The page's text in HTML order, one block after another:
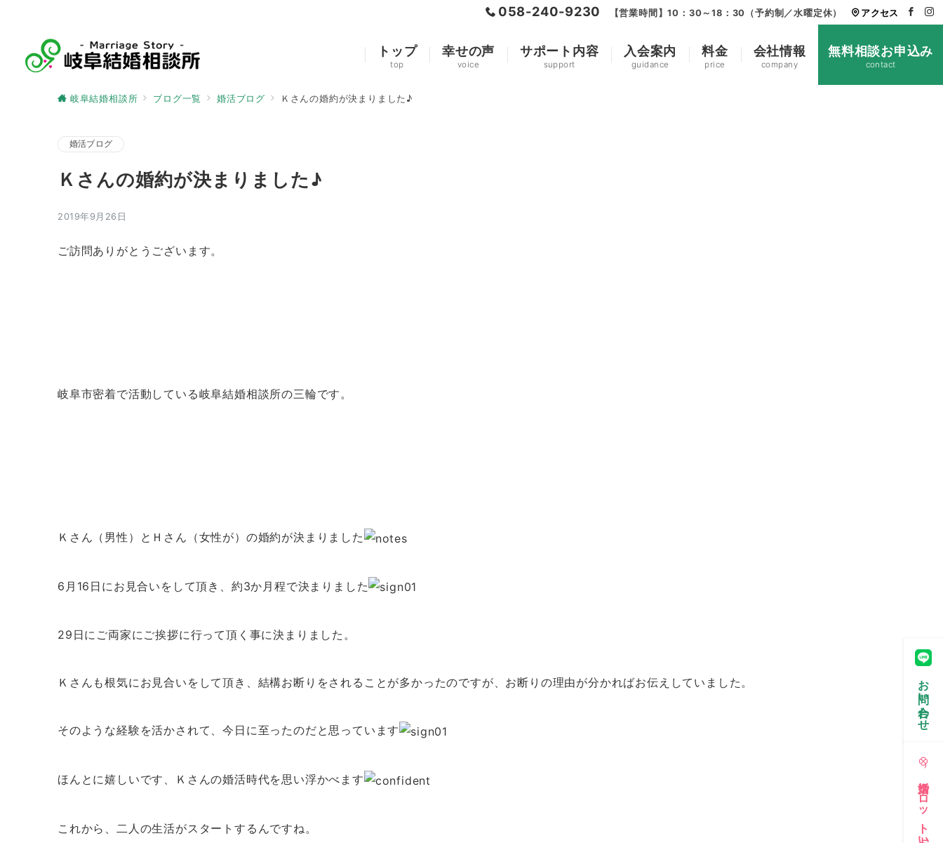
058-240-9230 【営業時間】10：30～18：30（予約制／水曜定休） アクセス
トップ
top
幸せの声
voice
サポート内容
support
入会案内
guidance
料金
price
会社情報
company
無料相談お申込み
contact
岐阜結婚相談所 ブログ一覧 婚活ブログ Ｋさんの婚約が決まりました♪
婚活ブログ
Ｋさんの婚約が決まりました♪
2019年9月26日
ご訪問ありがとうございます。
岐阜市密着で活動している岐阜結婚相談所の三輪です。
Ｋさん（男性）とＨさん（女性が）の婚約が決まりました
6月16日にお見合いをして頂き、約3か月程で決まりました
29日にご両家にご挨拶に行って頂く事に決まりました。
Ｋさんも根気にお見合いをして頂き、結構お断りをされることが多かったのですが、お断りの理由が分かればお伝えしていました。
そのような経験を活かされて、今日に至ったのだと思っています
ほんとに嬉しいです、Ｋさんの婚活時代を思い浮かべます
これから、二人の生活がスタートするんですね。
お問い合わせ
婚活タロット占い